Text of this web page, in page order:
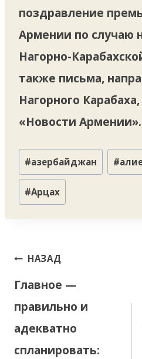
поздравление
Армении по случаю
Нагорно-
также письма,
Нагорного
«Новости Армении».
Метки
записи:
#азербайджан #
#Арцах
Навигация
записям
НАЗАД
Главное —
правильно и
адекватно
спланировать: